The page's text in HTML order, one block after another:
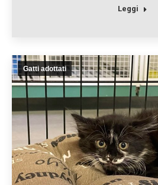
Leggi
Gatti adottati